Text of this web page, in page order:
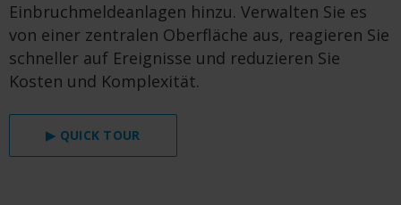
Einbruchmeldeanlagen hinzu. Verwalten Sie es
von einer zentralen Oberfläche aus, reagieren Sie
schneller auf Ereignisse und reduzieren Sie
Kosten und Komplexität.
▶ QUICK TOUR